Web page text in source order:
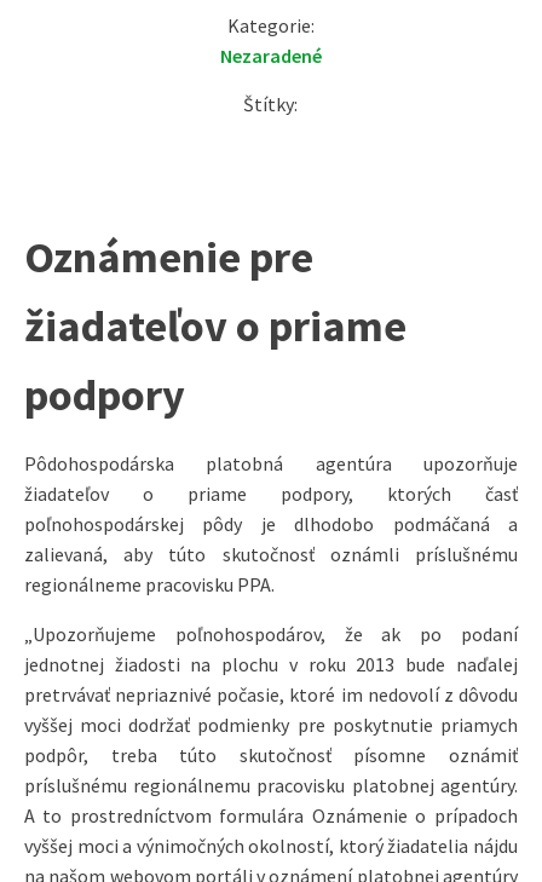
Kategorie:
Nezaradené
Štítky:
Oznámenie pre
žiadateľov o priame
podpory
Pôdohospodárska platobná agentúra upozorňuje
žiadateľov o priame podpory, ktorých časť
poľnohospodárskej pôdy je dlhodobo podmáčaná a
zalievaná, aby túto skutočnosť oznámli príslušnému
regionálneme pracovisku PPA.
„Upozorňujeme poľnohospodárov, že ak po podaní
jednotnej žiadosti na plochu v roku 2013 bude naďalej
pretrvávať nepriaznivé počasie, ktoré im nedovolí z dôvodu
vyššej moci dodržať podmienky pre poskytnutie priamych
podpôr, treba túto skutočnosť písomne oznámiť
príslušnému regionálnemu pracovisku platobnej agentúry.
A to prostredníctvom formulára Oznámenie o prípadoch
vyššej moci a výnimočných okolností, ktorý žiadatelia nájdu
na našom webovom portáli v oznámení platobnej agentúry